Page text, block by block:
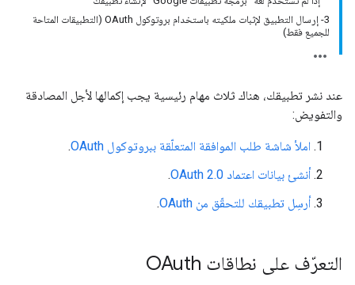
3- إرسال التطبيق لإثبات ملكيته باستخدام بروتوكول OAuth (التطبيقات المتاحة
للجميع فقط)
عند نشر تطبيقك، هناك ثلاث مهام رئيسية يجب إكمالها لأجل المصادقة
والتفويض:
املأ شاشة طلب الموافقة المتعلّقة ببروتوكول OAuth
.
أنشئ بيانات اعتماد OAuth 2.0
.
أرسِل تطبيقك للتحقّق من OAuth
.
التعرّف على نطاقات OAuth